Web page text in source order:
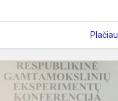
Plačiau